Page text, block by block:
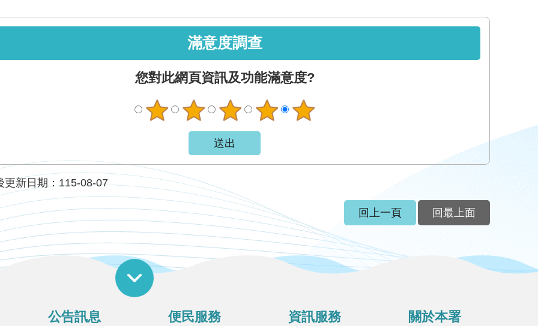
滿意度調查
您對此網頁資訊及功能滿意度?
更新日期：115-08-07
回上一頁 回最上面
公告訊息 便民服務 資訊服務 關於本署